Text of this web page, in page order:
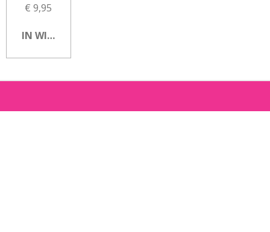
€ 9,95
IN WINKELWAGEN